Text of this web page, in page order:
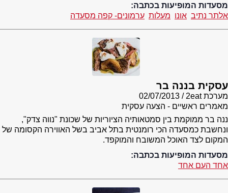
מסעדות המופיעות בכתבה:
אלתר נתיב אונו מעלות ערמונים- קפה מסעדה
עסקית בננה בר
מערכת 2eat
02/07/2013
מאמרים ראשיים - הצעה עסקית
ננה בר ממוקמת בין סמטאותיה הציוריות של שכונת "נווה צדק",
ונחשבת כמסעדה הכי רומנטית בתל אביב בשל האווירה הקסומה של
המקום לצד האוכל המשובח והמוקפד.
מסעדות המופיעות בכתבה:
אחד העם אחד